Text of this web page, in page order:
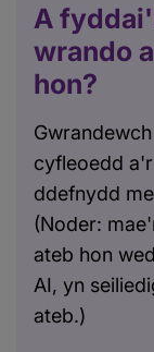
A
wrando
hon?
cyfleoedd
ddefnydd
(Noder:
ateb hon
AI, yn
ateb.)